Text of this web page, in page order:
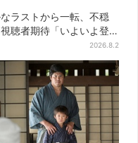
ラストから一転、不穏
聴者期待「いよいよ登
2026.8.2